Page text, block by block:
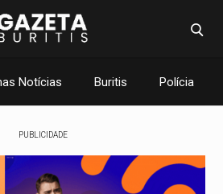
Notícias Buritis Polícia
PUBLICIDADE